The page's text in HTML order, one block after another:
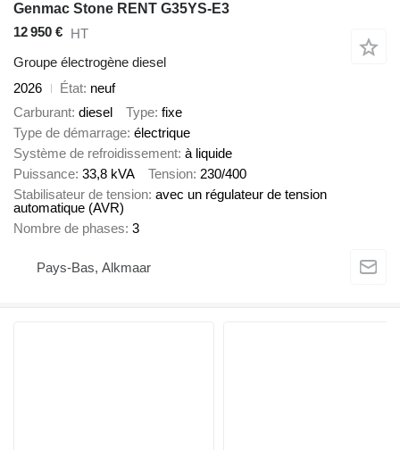
Genmac Stone RENT G35YS-E3
12 950 € HT
Groupe électrogène diesel
2026
État neuf
Carburant diesel Type fixe
Type de démarrage électrique
Système de refroidissement à liquide
Puissance 33,8 kVA Tension 230/400
Stabilisateur de tension avec un régulateur de tension
automatique (AVR)
Nombre de phases 3
Pays-Bas, Alkmaar